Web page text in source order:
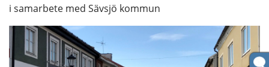
i samarbete med Sävsjö kommun